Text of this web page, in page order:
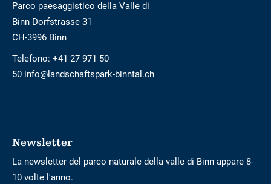
Parco paesaggistico della Valle di
Binn Dorfstrasse 31
CH-3996 Binn
Telefono: +41 27 971 50
50 info@landschaftspark-binntal.ch
Newsletter
La newsletter del parco naturale della valle di Binn appare 8-
10 volte l'anno.